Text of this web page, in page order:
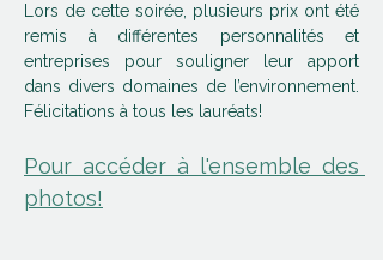
Lors de cette soirée, plusieurs prix ont été
remis à différentes personnalités et
entreprises pour souligner leur apport
dans divers domaines de l’environnement.
Félicitations à tous les lauréats!
Pour accéder à l'ensemble des
photos!